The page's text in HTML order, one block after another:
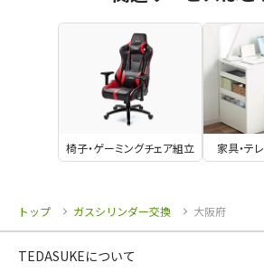
椅子・ゲーミングチェア組立 家具・テ
トップ ガスシリンダー交換 大阪府
TEDASUKEについて